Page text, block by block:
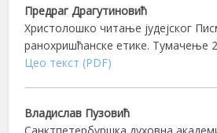
Предраг Драгутиновић
Христолошко читање јудејског
ранохришћанске етике. Тумачење
Цео текст (PDF)
Владислав Пузовић